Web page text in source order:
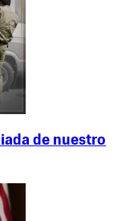
de nuestro